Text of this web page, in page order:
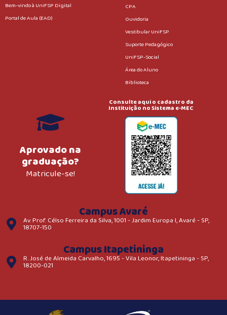
Bem-vindo à UniFSP Digital
Portal de Aula (EAD)
CPA
Ouvidoria
Vestibular UniFSP
Suporte Pedagógico
UniFSP-Social
Área do Aluno
Biblioteca
Aprovado na
graduação?
Matricule-se!
Consulte aqui o cadastro da
Instituição no Sistema e-MEC
Campus Avaré
Av. Prof. Célso Ferreira da Silva, 1001 - Jardim Europa I, Avaré - SP,
18707-150
Campus Itapetininga
R. José de Almeida Carvalho, 1695 - Vila Leonor, Itapetininga - SP,
18200-021